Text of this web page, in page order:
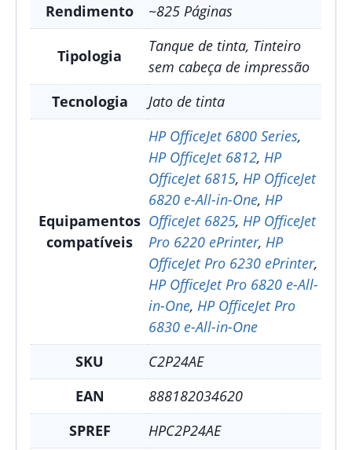
Rendimento
~825 Páginas
Tipologia
Tanque de tinta, Tinteiro
sem cabeça de impressão
Tecnologia
Jato de tinta
Equipamentos
compatíveis
HP OfficeJet 6800 Series,
HP OfficeJet 6812, HP
OfficeJet 6815, HP OfficeJet
6820 e-All-in-One, HP
OfficeJet 6825, HP OfficeJet
Pro 6220 ePrinter, HP
OfficeJet Pro 6230 ePrinter,
HP OfficeJet Pro 6820 e-All-
in-One, HP OfficeJet Pro
6830 e-All-in-One
SKU
C2P24AE
EAN
888182034620
SPREF
HPC2P24AE